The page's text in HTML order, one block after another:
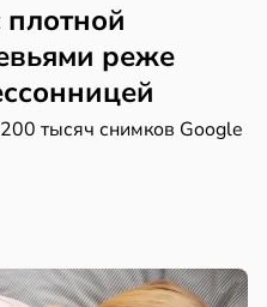
реже
тысяч снимков Google